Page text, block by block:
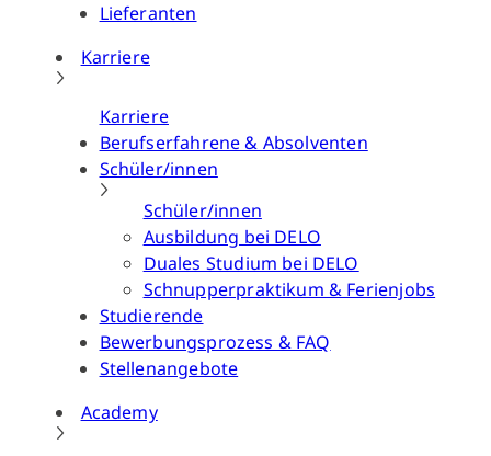
Lieferanten
Karriere
Karriere
Berufserfahrene & Absolventen
Schüler/innen
Schüler/innen
Ausbildung bei DELO
Duales Studium bei DELO
Schnupperpraktikum & Ferienjobs
Studierende
Bewerbungsprozess & FAQ
Stellenangebote
Academy